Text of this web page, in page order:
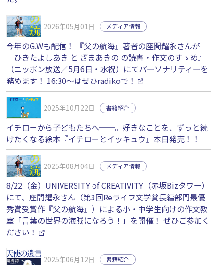
2026年05月01日 メディア情報
今年のG.Wも配信！ 『父の航海』著者の座間耀永さんが
『ひきたよしあき と ざまあきの の読書・作文のすゝめ』
（ニッポン放送／5月6日・水祝）にてパーソナリティーを
務めます！ 16:30〜はぜひradikoで！
2025年10月22日 書籍紹介
イチローから子どもたちへ──。好きなことを、ずっと続
けたくなる絵本『イチローとイッキュウ』本日発売！！
2025年08月04日 メディア情報
8/22（金）UNIVERSITY of CREATIVITY（赤坂Bizタワー）
にて、座間耀永さん（第3回Reライフ文学賞長編部門最優
秀賞受賞作『父の航海』）による小・中学生向けの作文教
室「言葉の世界の海賊になろう！」を開催！ ぜひご参加く
ださい！
2025年06月12日 書籍紹介